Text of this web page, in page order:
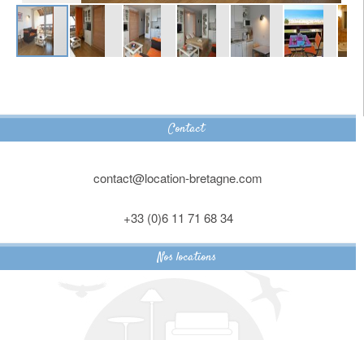
Contact
contact@location-bretagne.com
+33 (0)6 11 71 68 34
Nos locations